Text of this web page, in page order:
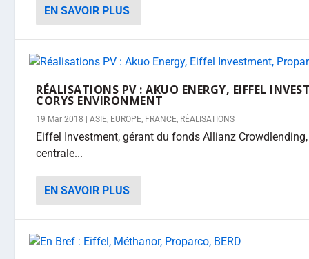
EN SAVOIR PLUS
RÉALISATIONS PV : AKUO ENERGY, EIFFEL
CORYS ENVIRONMENT
19 Mar 2018 |ASIE, EUROPE, FRANCE, RÉALISATIONS
Eiffel Investment, gérant du fonds Allianz
centrale...
EN SAVOIR PLUS